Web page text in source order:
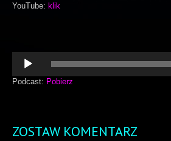
YouTube: klik
Odtwarzacz
plików
dźwiękowych
Podcast: Pobierz
ZOSTAW KOMENTARZ